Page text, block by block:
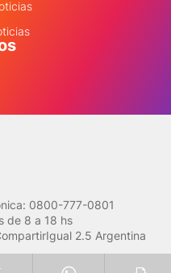
0800-777-0801
de 8 a 18 hs
2.5 Argentina